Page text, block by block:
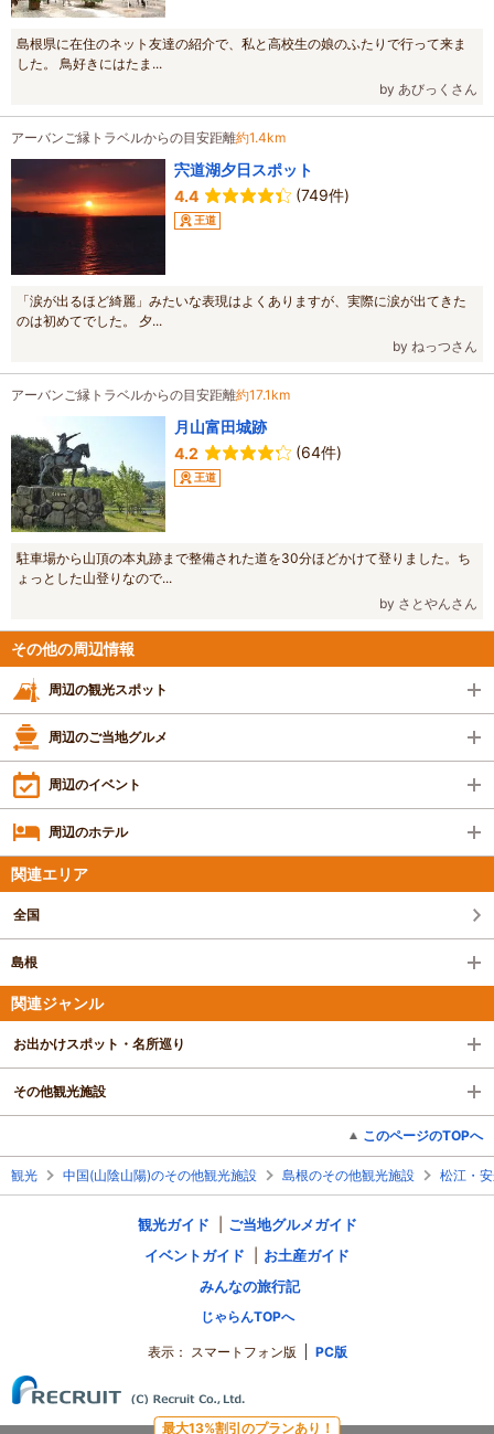
最大13%割引のプランあり！
島根県に在住のネット友達の紹介で、私と高校生の娘のふたりで行って来ま
した。 鳥好きにはたま...
by あびっくさん
アーバンご縁トラベルからの目安距離約1.4km
宍道湖夕日スポット
4.4
(749件)
王道
「涙が出るほど綺麗」みたいな表現はよくありますが、実際に涙が出てきた
のは初めてでした。 夕...
by ねっつさん
アーバンご縁トラベルからの目安距離約17.1km
月山富田城跡
4.2
(64件)
王道
駐車場から山頂の本丸跡まで整備された道を30分ほどかけて登りました。ち
ょっとした山登りなので...
by さとやんさん
その他の周辺情報
周辺の観光スポット
周辺のご当地グルメ
周辺のイベント
周辺のホテル
関連エリア
全国
島根
関連ジャンル
お出かけスポット・名所巡り
その他観光施設
このページのTOPへ
観光 中国(山陰山陽)のその他観光施設 島根のその他観光施設 松江・
観光ガイド
ご当地グルメガイド
イベントガイド
お土産ガイド
みんなの旅行記
じゃらんTOPへ
表示： スマートフォン版 PC版